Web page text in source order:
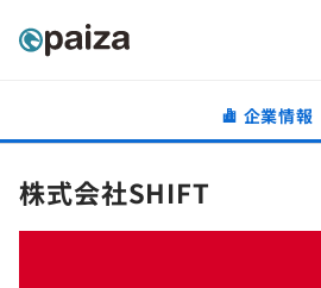
求人検索
未経験転職
企業情報
株式会社SHIFT